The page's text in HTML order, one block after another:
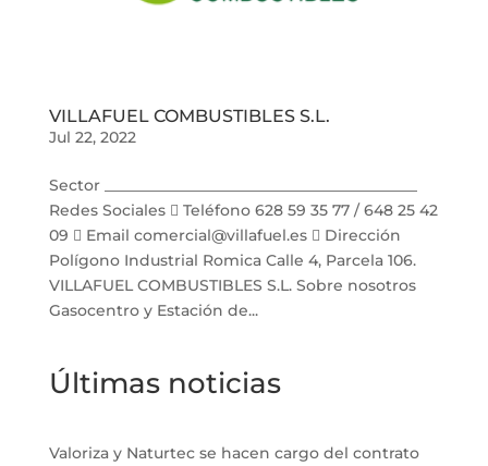
VILLAFUEL COMBUSTIBLES S.L.
Jul 22, 2022
Sector _________________________________________
Redes Sociales  Teléfono 628 59 35 77 / 648 25 42
09  Email comercial@villafuel.es  Dirección
Polígono Industrial Romica Calle 4, Parcela 106.
VILLAFUEL COMBUSTIBLES S.L. Sobre nosotros
Gasocentro y Estación de...
Últimas noticias
Valoriza y Naturtec se hacen cargo del contrato